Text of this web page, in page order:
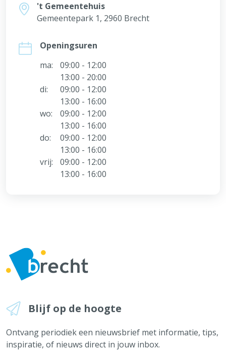
't Gemeentehuis
Gemeentepark 1, 2960 Brecht
Openingsuren
ma:
09:00 - 12:00
13:00 - 20:00
di:
09:00 - 12:00
13:00 - 16:00
wo:
09:00 - 12:00
13:00 - 16:00
do:
09:00 - 12:00
13:00 - 16:00
vrij:
09:00 - 12:00
13:00 - 16:00
Blijf op de hoogte
Ontvang periodiek een nieuwsbrief met informatie, tips,
inspiratie, of nieuws direct in jouw inbox.